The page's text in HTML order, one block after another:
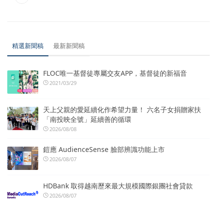
精選新聞稿 最新新聞稿
FLOC唯一基督徒專屬交友APP，基督徒的新福音
2021/03/29
天上父親的愛延續化作希望力量！ 六名子女捐贈家扶
「南投映全號」延續善的循環
2026/08/08
鎧應 AudienceSense 臉部辨識功能上市
2026/08/07
HDBank 取得越南歷來最大規模國際銀團社會貸款
2026/08/07